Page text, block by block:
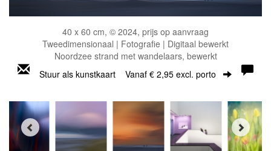
40 x 60 cm, © 2024, prijs op aanvraag
Tweedimensionaal | Fotografie | Digitaal bewerkt
Noordzee strand met wandelaars, bewerkt
Stuur als kunstkaart Vanaf € 2,95 excl. porto